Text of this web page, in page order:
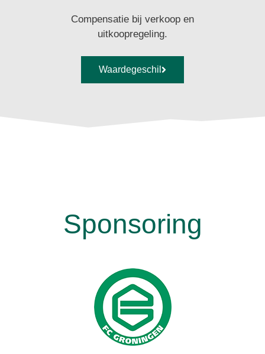
Compensatie bij verkoop en
uitkoopregeling.
Waardegeschil
Sponsoring